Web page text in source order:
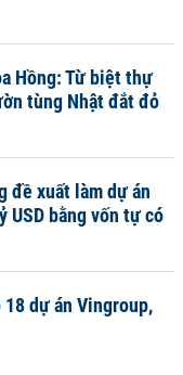
Hồng: Từ biệt thự
tùng Nhật đắt đỏ
đề xuất làm dự án
USD bằng vốn tự có
dự án Vingroup,